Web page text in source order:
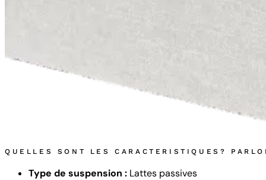
QUELLES SONT LES CARACTERISTIQUES?
Type de suspension : Lattes passives